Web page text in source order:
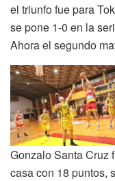
el triunfo fue para
se pone 1-0 en la
Ahora el segundo
Gonzalo Santa Cruz
casa con 18 puntos,